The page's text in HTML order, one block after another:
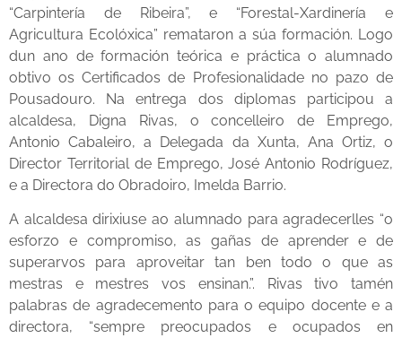
“Carpintería de Ribeira”, e “Forestal-Xardinería e
Agricultura Ecolóxica” remataron a súa formación. Logo
dun ano de formación teórica e práctica o alumnado
obtivo os Certificados de Profesionalidade no pazo de
Pousadouro. Na entrega dos diplomas participou a
alcaldesa, Digna Rivas, o concelleiro de Emprego,
Antonio Cabaleiro, a Delegada da Xunta, Ana Ortiz, o
Director Territorial de Emprego, José Antonio Rodríguez,
e a Directora do Obradoiro, Imelda Barrio.
A alcaldesa dirixiuse ao alumnado para agradecerlles “o
esforzo e compromiso, as gañas de aprender e de
superarvos para aproveitar tan ben todo o que as
mestras e mestres vos ensinan.”. Rivas tivo tamén
palabras de agradecemento para o equipo docente e a
directora, “sempre preocupados e ocupados en